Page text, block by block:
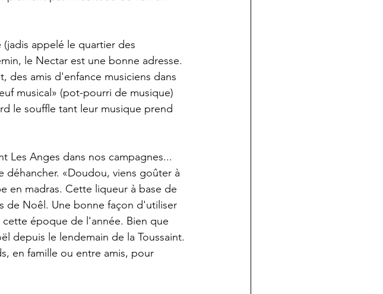
appelé le quartier des
le Nectar est une bonne adresse.
des amis d'enfance musiciens dans
musical» (pot-pourri de musique)
le souffle tant leur musique prend
Les Anges dans nos campagnes...
déhancher. «Doudou, viens goûter à
en madras. Cette liqueur à base de
de Noêl. Une bonne façon d'utiliser
cette époque de l'année. Bien que
depuis le lendemain de la Toussaint.
en famille ou entre amis, pour